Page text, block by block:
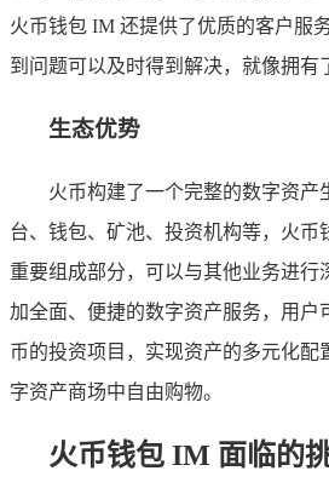
火币钱包 IM 还提供了优质的客户服
到问题可以及时得到解决，就像拥有
生态优势
火币构建了一个完整的数字资产
台、钱包、矿池、投资机构等，火币
重要组成部分，可以与其他业务进行
加全面、便捷的数字资产服务，用户
币的投资项目，实现资产的多元化配
字资产商场中自由购物。
火币钱包 IM 面临的